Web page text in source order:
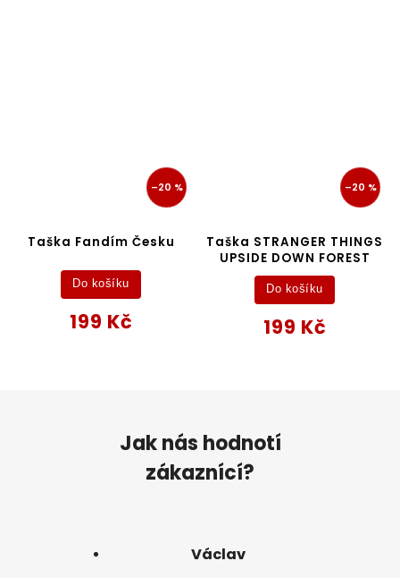
–20 %
Taška Fandím Česku
199 Kč
Do košíku
–20 %
Taška STRANGER THINGS
UPSIDE DOWN FOREST
199 Kč
Do košíku
Jak nás hodnotí
zákaznící?
Václav